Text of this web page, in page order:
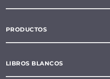
PRODUCTOS
LIBROS BLANCOS